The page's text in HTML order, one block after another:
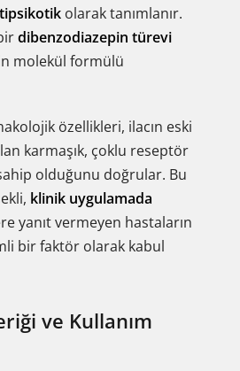
olarak tanımlanır.
dibenzodiazepin türevi
molekül formülü
özellikleri, ilacın eski
karmaşık, çoklu reseptör
olduğunu doğrular. Bu
klinik uygulamada
yanıt vermeyen hastaların
bir faktör olarak kabul
ve Kullanım